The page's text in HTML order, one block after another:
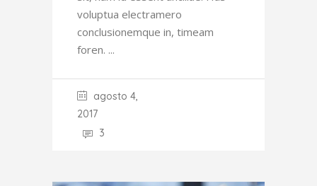
voluptua electramero
conclusionemque in, timeam
foren.
agosto 4,
2017
3